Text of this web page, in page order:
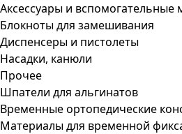
Аксессуары и вспомогательные
Блокноты для замешивания
Диспенсеры и пистолеты
Насадки, канюли
Прочее
Шпатели для альгинатов
Временные ортопедические
Материалы для временной